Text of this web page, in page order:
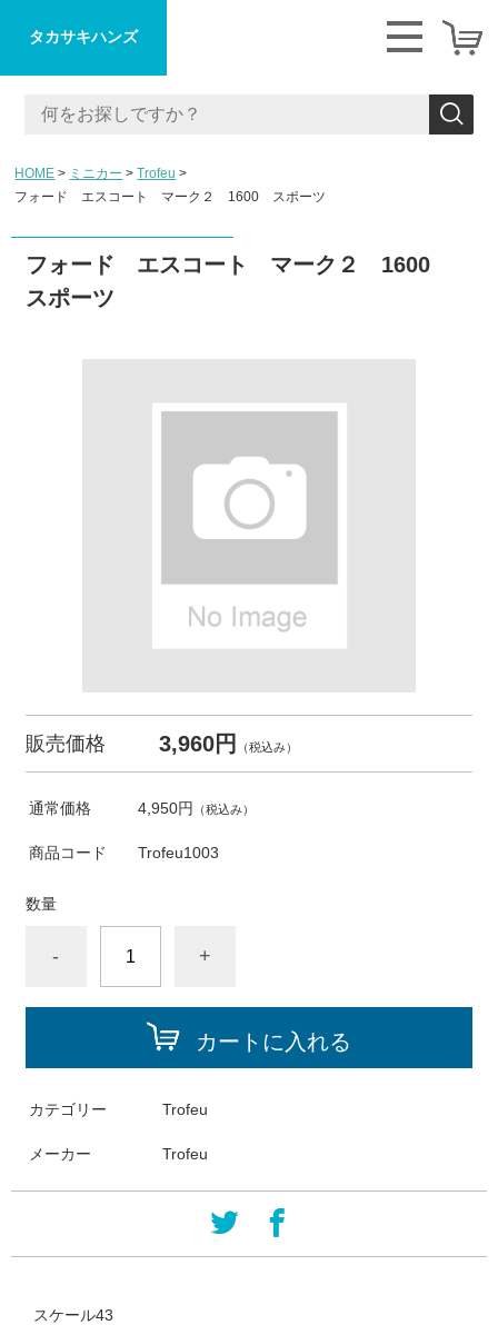
タカサキハンズ
HOME ミニカー
Trofeu
フォード エスコート マーク２ 1600 スポーツ
フォード エスコート マーク２ 1600
スポーツ
販売価格 3,960円 （税込み）
通常価格 4,950円 （税込み）
商品コード Trofeu1003
数量
- +
カートに入れる
カテゴリー Trofeu
メーカー Trofeu
スケール43